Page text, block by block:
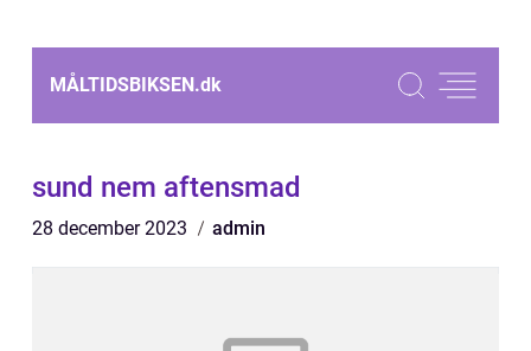
MÅLTIDSBIKSEN.dk
sund nem aftensmad
28 december 2023 admin